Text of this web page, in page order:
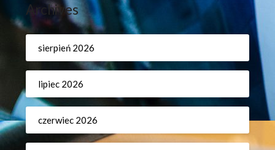
Archives
sierpień 2026
lipiec 2026
czerwiec 2026